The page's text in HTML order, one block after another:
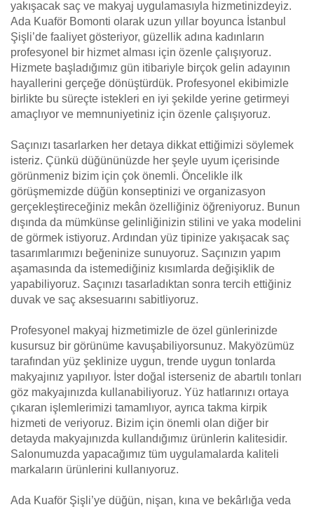
yakışacak saç ve makyaj uygulamasıyla hizmetinizdeyiz.
Ada Kuaför Bomonti olarak uzun yıllar boyunca İstanbul
Şişli’de faaliyet gösteriyor, güzellik adına kadınların
profesyonel bir hizmet alması için özenle çalışıyoruz.
Hizmete başladığımız gün itibariyle birçok gelin adayının
hayallerini gerçeğe dönüştürdük. Profesyonel ekibimizle
birlikte bu süreçte istekleri en iyi şekilde yerine getirmeyi
amaçlıyor ve memnuniyetiniz için özenle çalışıyoruz.
Saçınızı tasarlarken her detaya dikkat ettiğimizi söylemek
isteriz. Çünkü düğününüzde her şeyle uyum içerisinde
görünmeniz bizim için çok önemli. Öncelikle ilk
görüşmemizde düğün konseptinizi ve organizasyon
gerçekleştireceğiniz mekân özelliğiniz öğreniyoruz. Bunun
dışında da mümkünse gelinliğinizin stilini ve yaka modelini
de görmek istiyoruz. Ardından yüz tipinize yakışacak saç
tasarımlarımızı beğeninize sunuyoruz. Saçınızın yapım
aşamasında da istemediğiniz kısımlarda değişiklik de
yapabiliyoruz. Saçınızı tasarladıktan sonra tercih ettiğiniz
duvak ve saç aksesuarını sabitliyoruz.
Profesyonel makyaj hizmetimizle de özel günlerinizde
kusursuz bir görünüme kavuşabiliyorsunuz. Makyözümüz
tarafından yüz şeklinize uygun, trende uygun tonlarda
makyajınız yapılıyor. İster doğal isterseniz de abartılı tonları
göz makyajınızda kullanabiliyoruz. Yüz hatlarınızı ortaya
çıkaran işlemlerimizi tamamlıyor, ayrıca takma kirpik
hizmeti de veriyoruz. Bizim için önemli olan diğer bir
detayda makyajınızda kullandığımız ürünlerin kalitesidir.
Salonumuzda yapacağımız tüm uygulamalarda kaliteli
markaların ürünlerini kullanıyoruz.
Ada Kuaför Şişli’ye düğün, nişan, kına ve bekârlığa veda